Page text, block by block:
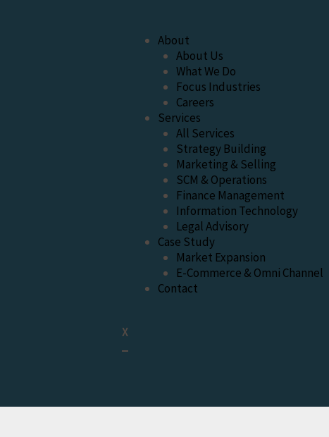
About
About Us
What We Do
Focus Industries
Careers
Services
All Services
Strategy Building
Marketing & Selling
SCM & Operations
Finance Management
Information Technology
Legal Advisory
Case Study
Market Expansion
E-Commerce & Omni Channel
Contact
X